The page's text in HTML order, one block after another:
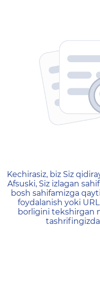
404 —
Kechirasiz, biz Siz
Afsuski, Siz izlagan
bosh sahifamizga
foydalanish yoki
borligini tekshirgan